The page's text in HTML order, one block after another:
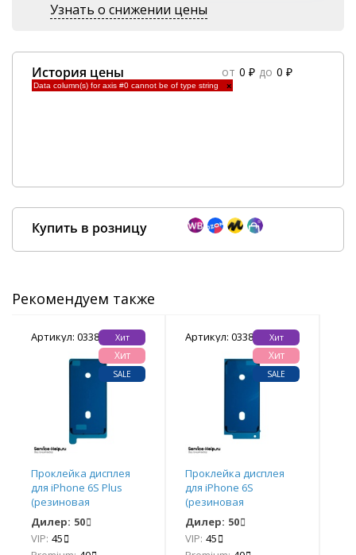
Узнать о снижении цены
История цены от 0 ₽ до 0 ₽
Data column(s) for axis #0 cannot be of type string ×
Купить в розницу
Рекомендуем также
Артикул: 033860 Хит
Хит
SALE
Проклейка дисплея
для iPhone 6S Plus
(резиновая
водозащитная)
Дилер: 50
VIP: 45
Артикул: 033853 Хит
Хит
SALE
Проклейка дисплея
для iPhone 6S
(резиновая
водозащитная)
Дилер: 50
VIP: 45